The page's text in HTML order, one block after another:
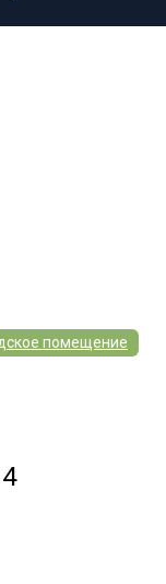
помещение